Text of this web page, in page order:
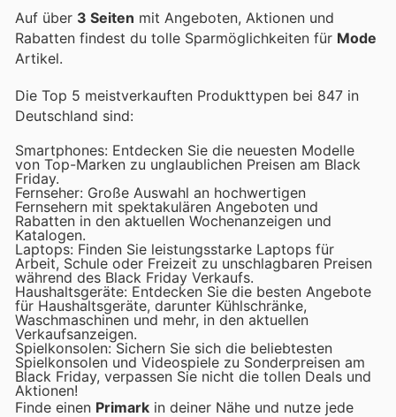
Auf über 3 Seiten mit Angeboten, Aktionen und
Rabatten findest du tolle Sparmöglichkeiten für Mode
Artikel.
Die Top 5 meistverkauften Produkttypen bei 847 in
Deutschland sind:
Smartphones: Entdecken Sie die neuesten Modelle
von Top-Marken zu unglaublichen Preisen am Black
Friday.
Fernseher: Große Auswahl an hochwertigen
Fernsehern mit spektakulären Angeboten und
Rabatten in den aktuellen Wochenanzeigen und
Katalogen.
Laptops: Finden Sie leistungsstarke Laptops für
Arbeit, Schule oder Freizeit zu unschlagbaren Preisen
während des Black Friday Verkaufs.
Haushaltsgeräte: Entdecken Sie die besten Angebote
für Haushaltsgeräte, darunter Kühlschränke,
Waschmaschinen und mehr, in den aktuellen
Verkaufsanzeigen.
Spielkonsolen: Sichern Sie sich die beliebtesten
Spielkonsolen und Videospiele zu Sonderpreisen am
Black Friday, verpassen Sie nicht die tollen Deals und
Aktionen!
Finde einen Primark in deiner Nähe und nutze jede